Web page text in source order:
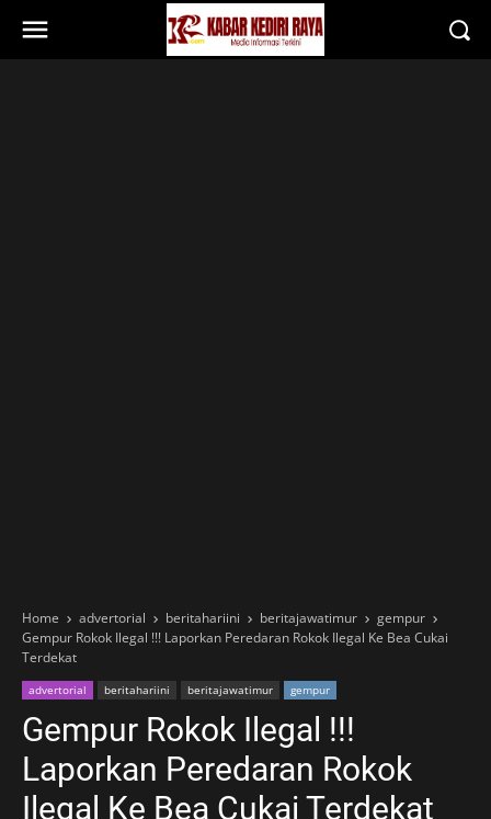
Home advertorial beritahariini beritajawatimur
gempur
Gempur Rokok Ilegal !!! Laporkan Peredaran Rokok Ilegal Ke Bea Cukai
Terdekat
advertorial beritahariini beritajawatimur gempur
Gempur Rokok Ilegal !!!
Laporkan Peredaran Rokok
Ilegal Ke Bea Cukai Terdekat